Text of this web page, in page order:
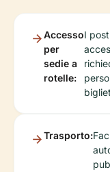
Accesso
per
sedie a
rotelle:
I
Trasporto: